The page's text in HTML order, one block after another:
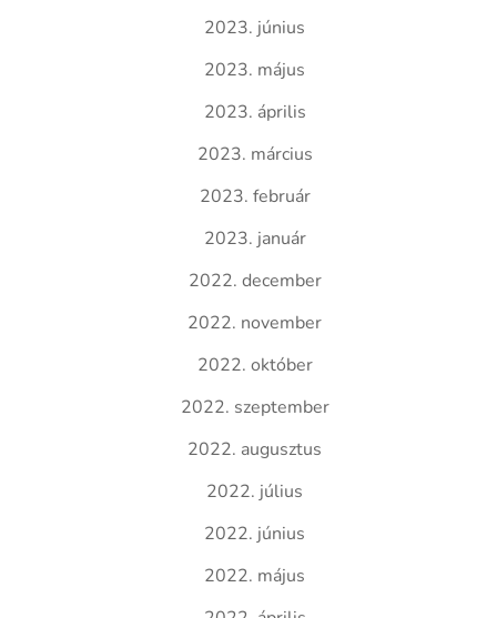
2023. június
2023. május
2023. április
2023. március
2023. február
2023. január
2022. december
2022. november
2022. október
2022. szeptember
2022. augusztus
2022. július
2022. június
2022. május